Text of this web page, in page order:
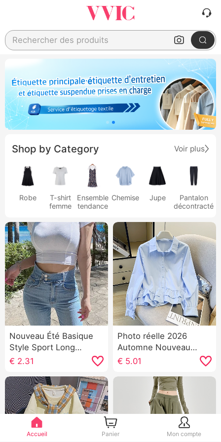
Rechercher des produits
Shop by Category Voir plus
Robe
T-shirt
femme
Ensemble
tendance
Chemise Jupe
Pantalon
décontracté
Nouveau Été Basique
Style Sport Long
Manches courtes
Amincissant Rosée
Nombril Court Fitness
Vêtements Danse
Spectacle Top tee
€ 2.31
Photo réelle 2026
Automne Nouveau
Style coréen Ample
sucré Style
universitaire Volants
Manches longues
Chemise Top des
€ 5.01
Accueil Panier Mon compte